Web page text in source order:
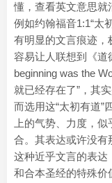
懂，查看英文意思就
例如约翰福音1:1“太
有明显的文言痕迹，
容易让人联想到《道
beginning was the
就已经存在了”，其
而选用这“太初有道”
上的气势、力度，
合。其表达或许没有
这种近乎文言的表达
和合本圣经的特殊价